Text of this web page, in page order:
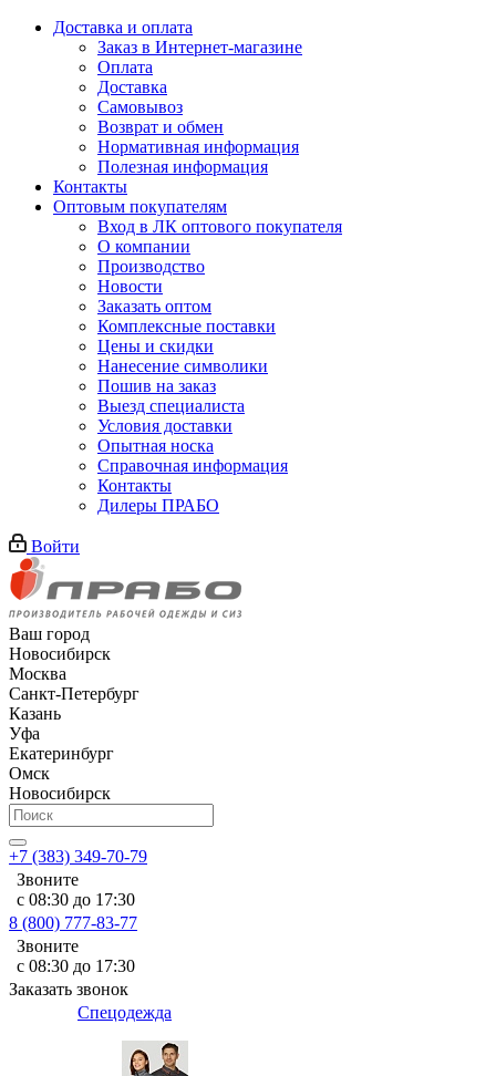
Доставка и оплата
Заказ в Интернет-магазине
Оплата
Доставка
Самовывоз
Возврат и обмен
Нормативная информация
Полезная информация
Контакты
Оптовым покупателям
Вход в ЛК оптового покупателя
О компании
Производство
Новости
Заказать оптом
Комплексные поставки
Цены и скидки
Нанесение символики
Пошив на заказ
Выезд специалиста
Условия доставки
Опытная носка
Справочная информация
Контакты
Дилеры ПРАБО
Войти
Ваш город
Новосибирск
Москва
Санкт-Петербург
Казань
Уфа
Екатеринбург
Омск
Новосибирск
+7 (383) 349-70-79
Звоните
с 08:30 до 17:30
8 (800) 777-83-77
Звоните
с 08:30 до 17:30
Заказать звонок
Спецодежда